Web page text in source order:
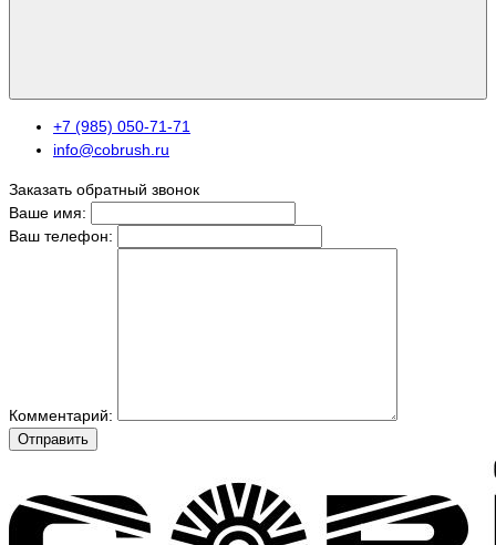
+7 (985) 050-71-71
info@cobrush.ru
Заказать обратный звонок
Ваше имя:
Ваш телефон:
Комментарий:
Отправить